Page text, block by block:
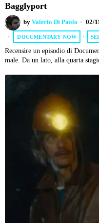
Bagglyport
by Valerio Di Paolo 02/
DOCUMENTARY NOW ·
Recensire un episodio di
male. Da un lato, alla quarta